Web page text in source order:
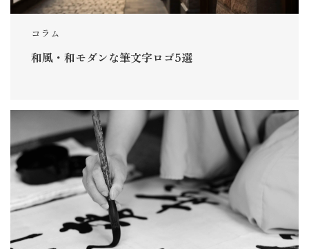
コラム
和風・和モダンな筆文字ロゴ5選